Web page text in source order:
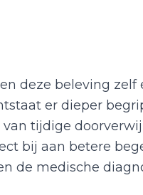
deze beleving zelf
er dieper
tijdige
bij aan betere
de medische